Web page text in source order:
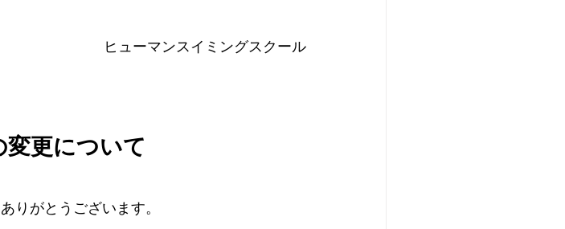
ヒューマンスイミングスクール
更について
りがとうございます。